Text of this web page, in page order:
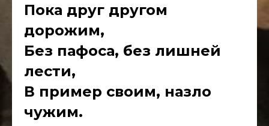
Пока друг другом
дорожим,
Без пафоса, без лишней
лести,
В пример своим, назло
чужим.